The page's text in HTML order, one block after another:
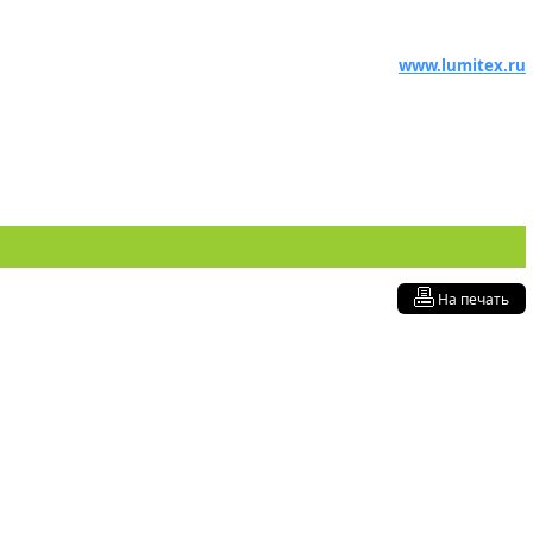
www.lumitex.ru
На печать